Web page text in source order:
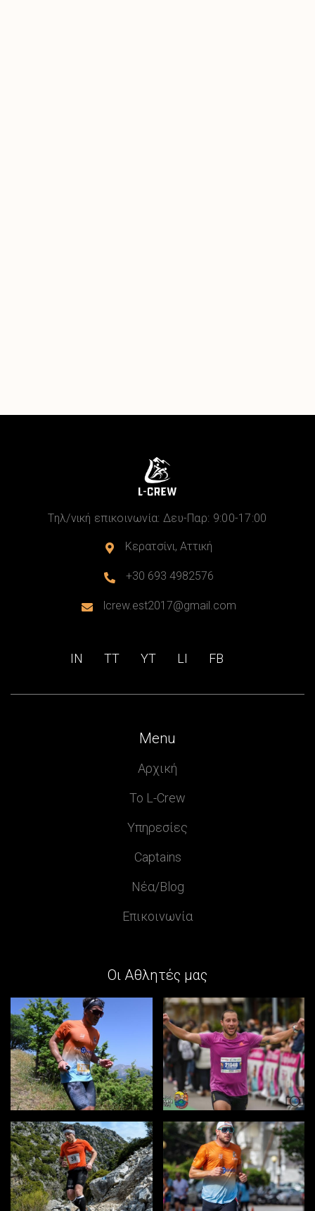
Τηλ/νική επικοινωνία: Δευ-Παρ: 9:00-17:00
 Κερατσίνι, Αττική
 +30 693 4982576
 lcrew.est2017@gmail.com
IN ΤΤ ΥΤ LI FB
Menu
Αρχική
Το L-Crew
Υπηρεσίες
Captains
Νέα/Blog
Επικοινωνία
Οι Αθλητές μας